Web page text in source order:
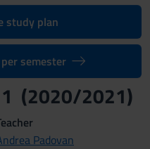
study plan
semester
1 (2020/2021)
Padovan